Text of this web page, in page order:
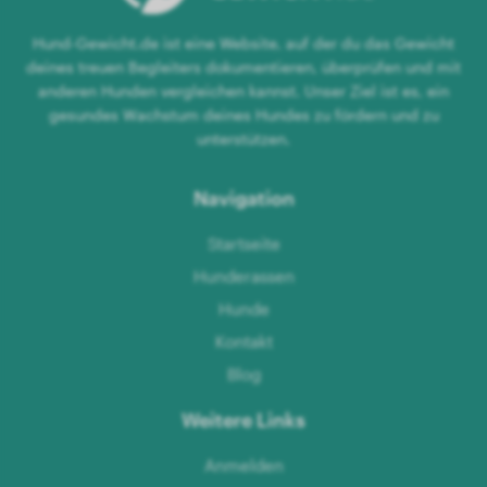
Hund-Gewicht.de ist eine Website, auf der du das Gewicht
deines treuen Begleiters dokumentieren, überprüfen und mit
anderen Hunden vergleichen kannst. Unser Ziel ist es, ein
gesundes Wachstum deines Hundes zu fördern und zu
unterstützen.
Navigation
Startseite
Hunderassen
Hunde
Kontakt
Blog
Weitere Links
Anmelden